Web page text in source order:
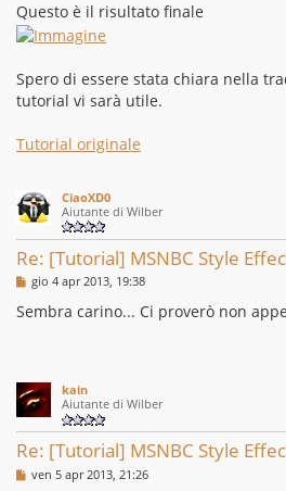
Questo è il risultato finale
Spero di essere stata chiara nella
tutorial vi sarà utile.
Tutorial originale
CiaoXD0
Aiutante di Wilber
Re: [Tutorial] MSNBC Style
M
e
s
s
i
o
gio 4 apr 2013, 19:38
Sembra carino... Ci proverò non
kain
Aiutante di Wilber
Re: [Tutorial] MSNBC Style
M
ven 5 apr 2013, 21:26